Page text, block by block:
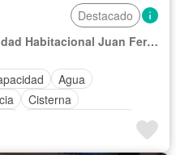
Destacado
San Jorge Pueblo Nuevo, Unidad Habitacional Juan Fernández Albarrán
Agua
Cisterna